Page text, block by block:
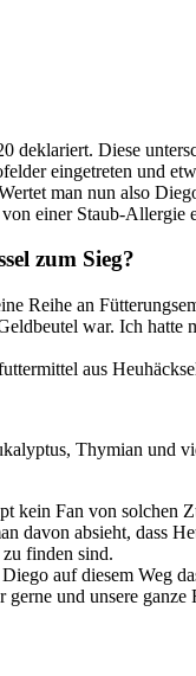
deklariert. Diese
eingetreten und
man nun also
einer Staub-Allergie
zum Sieg?
Reihe an
war. Ich
aus
Thymian und
kein Fan von
davon absieht, dass
finden sind.
auf diesem Weg
und unsere